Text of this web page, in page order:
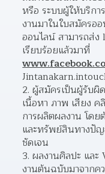
หรือ ระบบผู้ให้บริก
งานมาในใบสมัครอ
ออนไลน์ สามารถส่
ผู้สมัครเป็นผู้รับผิ
เนื้อหา ภาพ เสียง
การผลิตผลงาน โดย
และทรัพย์สินทางปัญ
ชัดเจน
ผลงานศิลปะ และ
งานต้นฉบับมาจากค